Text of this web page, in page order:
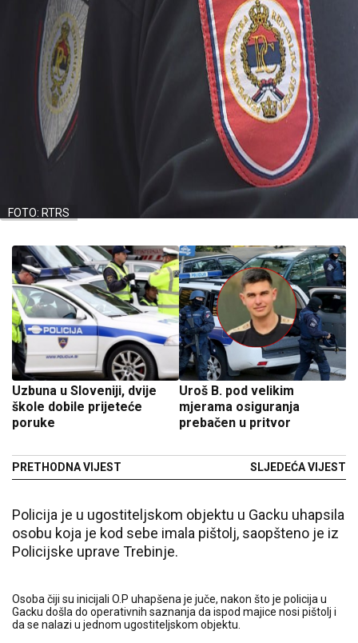
FOTO: RTRS
Uzbuna u Sloveniji, dvije
škole dobile prijeteće
poruke
PRETHODNA VIJEST
Uroš B. pod velikim
mjerama osiguranja
prebačen u pritvor
SLJEDEĆA VIJEST
Policija je u ugostiteljskom objektu u Gacku uhapsila
osobu koja je kod sebe imala pištolj, saopšteno je iz
Policijske uprave Trebinje.
Osoba čiji su inicijali O.P uhapšena je juče, nakon što je policija u
Gacku došla do operativnih saznanja da ispod majice nosi pištolj i
da se nalazi u jednom ugostiteljskom objektu.